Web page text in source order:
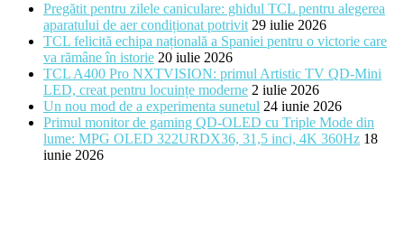
Pregătit pentru zilele caniculare: ghidul TCL pentru alegerea
aparatului de aer condiționat potrivit 29 iulie 2026
TCL felicită echipa națională a Spaniei pentru o victorie care
va rămâne în istorie 20 iulie 2026
TCL A400 Pro NXTVISION: primul Artistic TV QD-Mini
LED, creat pentru locuințe moderne 2 iulie 2026
Un nou mod de a experimenta sunetul 24 iunie 2026
Primul monitor de gaming QD-OLED cu Triple Mode din
lume: MPG OLED 322URDX36, 31,5 inci, 4K 360Hz 18
iunie 2026